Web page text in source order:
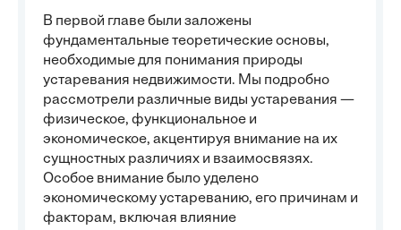
В первой главе были заложены
фундаментальные теоретические основы,
необходимые для понимания природы
устаревания недвижимости. Мы подробно
рассмотрели различные виды устаревания —
физическое, функциональное и
экономическое, акцентируя внимание на их
сущностных различиях и взаимосвязях.
Особое внимание было уделено
экономическому устареванию, его причинам и
факторам, включая влияние